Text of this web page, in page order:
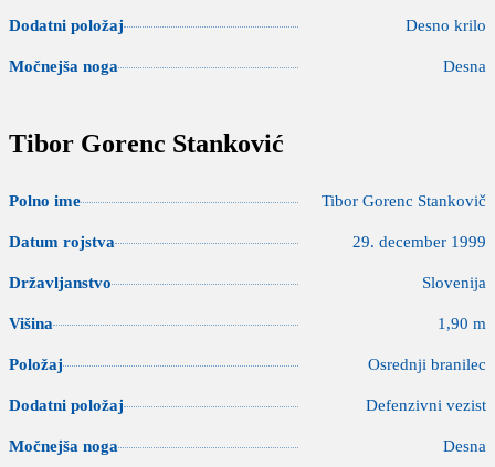
Dodatni položaj Desno krilo
Močnejša noga Desna
Tibor Gorenc Stanković
Polno ime Tibor Gorenc Stankovič
Datum rojstva 29. december 1999
Državljanstvo Slovenija
Višina 1,90 m
Položaj Osrednji branilec
Dodatni položaj Defenzivni vezist
Močnejša noga Desna